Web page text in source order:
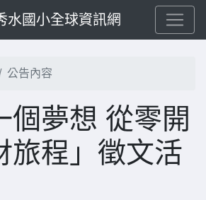
水國小全球資訊網
公告內容
個夢想 從零開
旅程」徵文活